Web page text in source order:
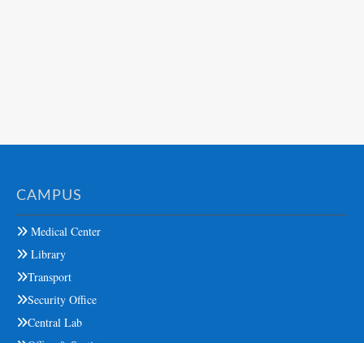
CAMPUS
Medical Center
Library
Transport
Security Office
Central Lab